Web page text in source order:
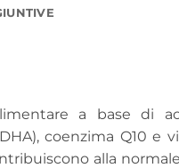
a base di
coenzima Q10 e
alla